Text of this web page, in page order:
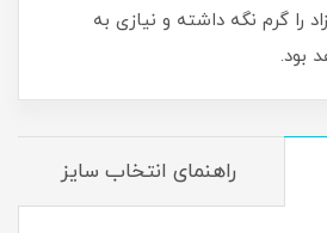
را گرم نگه داشته و نیازی به
بود.
راهنمای انتخاب سایز